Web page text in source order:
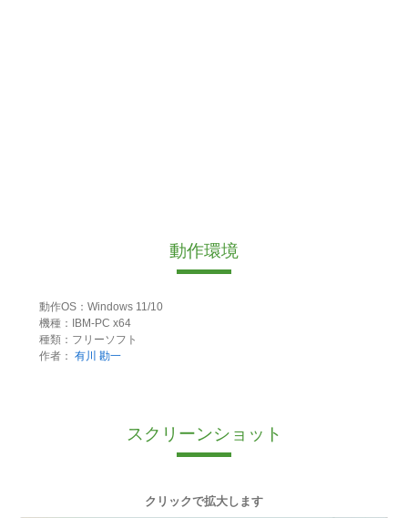
動作環境
動作OS：Windows 11/10
機種：IBM-PC x64
種類：フリーソフト
作者： 有川 勘一
スクリーンショット
クリックで拡大します